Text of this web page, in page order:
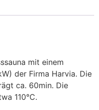
mit einem
der Firma Harvia. Die
ca. 60min. Die
110°C.